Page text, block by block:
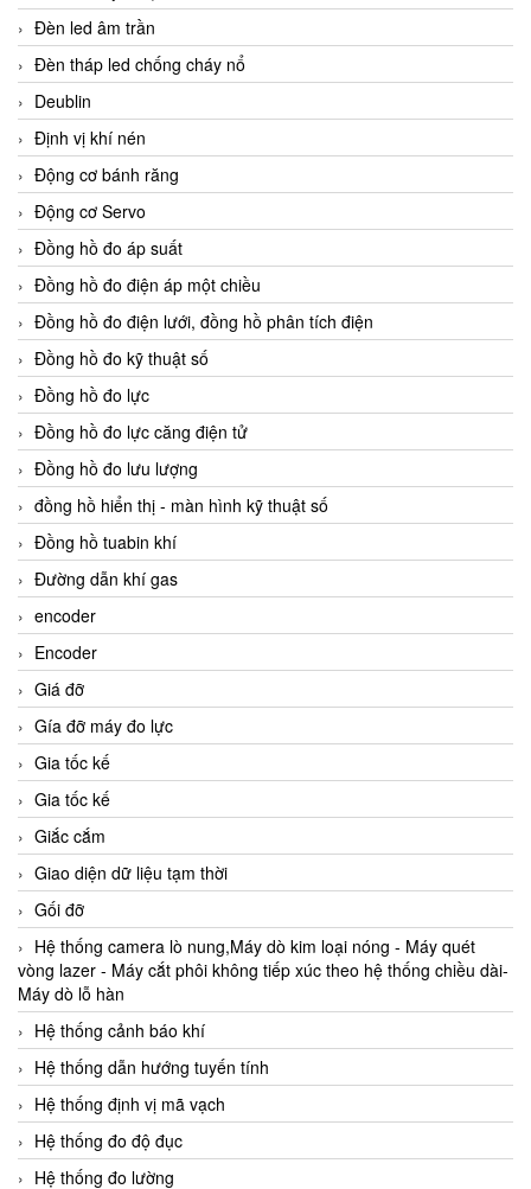
Đèn led âm trần
Đèn tháp led chống cháy nổ
Deublin
Định vị khí nén
Động cơ bánh răng
Động cơ Servo
Đồng hồ đo áp suất
Đồng hồ đo điện áp một chiều
Đồng hồ đo điện lưới, đồng hồ phân tích điện
Đồng hồ đo kỹ thuật số
Đồng hồ đo lực
Đồng hồ đo lực căng điện tử
Đồng hồ đo lưu lượng
đồng hồ hiển thị - màn hình kỹ thuật số
Đồng hồ tuabin khí
Đường dẫn khí gas
encoder
Encoder
Giá đỡ
Gía đỡ máy đo lực
Gia tốc kế
Gia tốc kế
Giắc cắm
Giao diện dữ liệu tạm thời
Gối đỡ
Hệ thống camera lò nung,Máy dò kim loại nóng - Máy quét
vòng lazer - Máy cắt phôi không tiếp xúc theo hệ thống chiều dài-
Máy dò lỗ hàn
Hệ thống cảnh báo khí
Hệ thống dẫn hướng tuyến tính
Hệ thống định vị mã vạch
Hệ thống đo độ đục
Hệ thống đo lường